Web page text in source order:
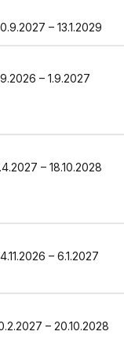
– 13.1.2029
– 1.9.2027
– 18.10.2028
– 6.1.2027
– 20.10.2028